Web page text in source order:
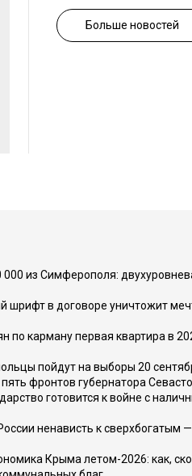
Больше новостей
из Симферополя:
шрифт в договоре уничтожит
по карману первая квартира в
пойдут на выборы 20
фронтов губернатора
готовится к войне с
ненависть к сверхбогатым
Крыма летом-2026: как,